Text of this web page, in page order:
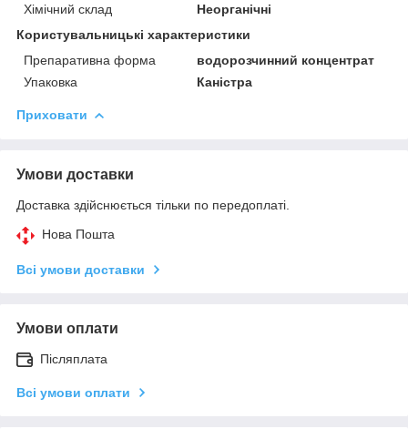
Хімічний склад
Неорганічні
Користувальницькі характеристики
Препаративна форма
водорозчинний концентрат
Упаковка
Каністра
Приховати
Умови доставки
Доставка здійснюється тільки по передоплаті.
Нова Пошта
Всі умови доставки
Умови оплати
Післяплата
Всі умови оплати